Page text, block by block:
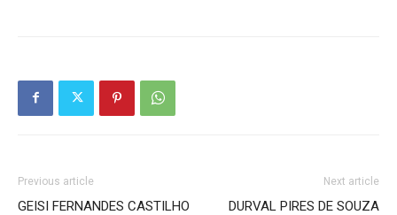
Previous article
GEISI FERNANDES CASTILHO
Next article
DURVAL PIRES DE SOUZA